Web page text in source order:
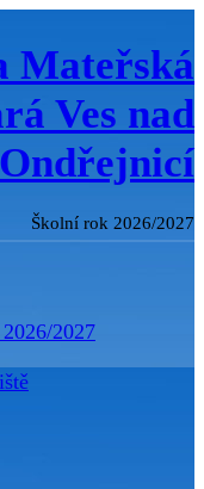
Mateřská
Ves nad
Ondřejnicí
Školní rok 2026/2027
2027